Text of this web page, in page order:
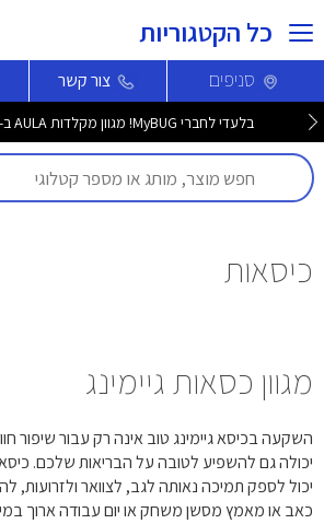
כל הקטגוריות
סניפים צור קשר
בלעדי לחברי MyBUG! מגוון מקלדות AULA ב-20% הנחה >>>
כיסאות
מגוון כסאות גיימינג
השקעה בכיסא גיימינג טוב אינה רק עבור שיפור
יכולה גם להשפיע לטובה על הבריאות שלכם.
יכול לספק תמיכה נאותה לגב, לצוואר ולזרועות,
כאב או מאמץ מסשן משחק או יום עבודה ארוך